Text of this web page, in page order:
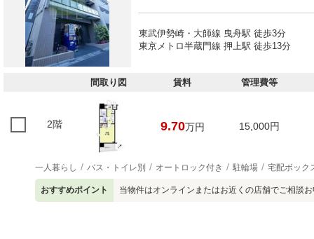
東武伊勢崎・大師線 曳舟駅 徒歩3分
東京メトロ半蔵門線 押上駅 徒歩13分
間取り図 賃料 管理費等
2階 9.70万円 15,000円
一人暮らし バス・トイレ別 オートロック付き 駐輪場 宅配ボック
おすすめポイント 当物件はオンラインまたはお近くの店舗でご相談